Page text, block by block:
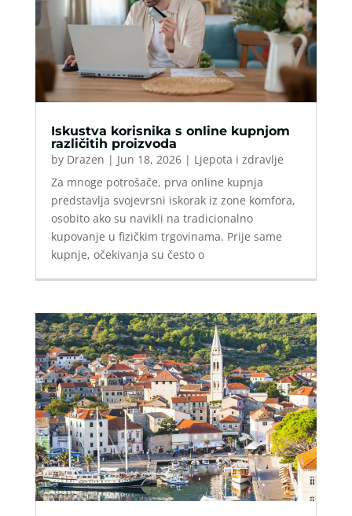
Iskustva korisnika s online kupnjom
različitih proizvoda
by Drazen | Jun 18, 2026| Ljepota i zdravlje
Za mnoge potrošače, prva online kupnja
predstavlja svojevrsni iskorak iz zone komfora,
osobito ako su navikli na tradicionalno
kupovanje u fizičkim trgovinama. Prije same
kupnje, očekivanja su često o